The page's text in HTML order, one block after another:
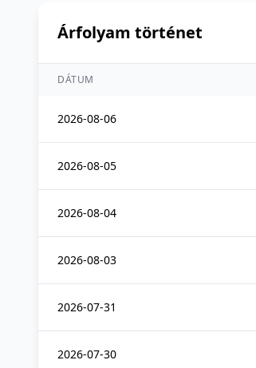
Árfolyam történet
DÁTUM
2026-08-06
2026-08-05
2026-08-04
2026-08-03
2026-07-31
2026-07-30